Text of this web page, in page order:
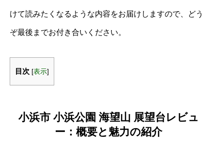
けて読みたくなるような内容をお届けしますので、どう
ぞ最後までお付き合いください。
目次 [表示]
小浜市 小浜公園 海望山 展望台レビュ
ー：概要と魅力の紹介